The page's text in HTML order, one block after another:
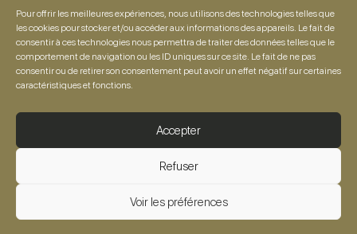
Pour offrir les meilleures expériences, nous utilisons des technologies telles que
les cookies pour stocker et/ou accéder aux informations des appareils. Le fait de
consentir à ces technologies nous permettra de traiter des données telles que le
comportement de navigation ou les ID uniques sur ce site. Le fait de ne pas
consentir ou de retirer son consentement peut avoir un effet négatif sur certaines
caractéristiques et fonctions.
Accepter
Refuser
Voir les préférences
Tables & chaises
Détente & lounge
Accessoires
Décoration outdoor
Artiste
Foire aux questions
Demande de devis
Mentions légales
Confidentialité & cookies
CGV